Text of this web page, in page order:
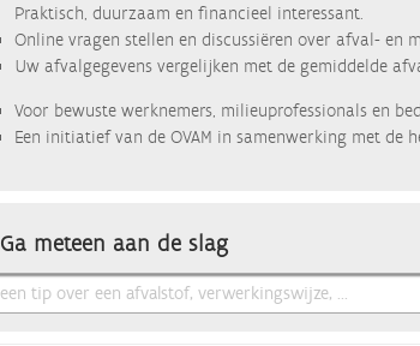
Praktisch, duurzaam en financieel interessant.
Online vragen stellen en discussiëren over afval- en
Uw afvalgegevens vergelijken met de gemiddelde
Voor bewuste werknemers, milieuprofessionals en
Een initiatief van de OVAM in samenwerking met de
Ga meteen aan de slag